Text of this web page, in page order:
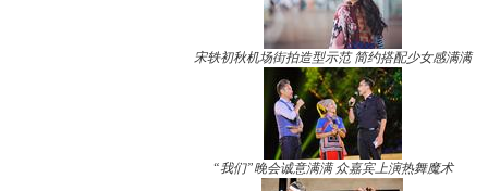
宋轶初秋机场街拍造型示范 简约搭配少女感满满
“我们”晚会诚意满满 众嘉宾上演热舞魔术